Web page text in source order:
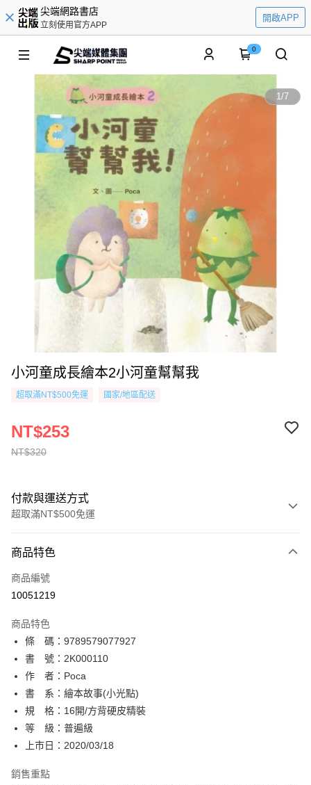
尖端網路書店
立刻使用官方APP
開啟APP
0
1/7
小河童成長繪本2小河童幫幫我
超取滿NT$500免運 國家/地區配送
NT$320
NT$253
付款與運送方式
超取滿NT$500免運
信用卡一次付款
超商取貨付款
相關說明
【關於「AFTEE先享後付」】
AFTEE先享後付是「在收到商品之後才付款」的支付方式。 讓您購物簡單
便利好安心！
１．簡單：不需註冊會員、不需綁卡、不需儲值。
２．便利：只要手機號碼，簡訊認證，即可結帳。
３．安心：先確認商品／服務後，再付款。
【「AFTEE先享後付」結帳流程】
１．於結帳方式選擇「AFTEE先享後付」後，將跳轉至「AFTEE先享後付」
２．訂單成立數日內，您將收到繳費通知簡訊。
ATM付款
運送方式
全家取貨付款
每筆NT$80，滿NT$500(含以上)免運費
每筆NT$80，滿NT$500(含以上)免運費
商品特色
商品編號
10051219
商品特色
條 碼：9789579077927
書 號：2K000110
作 者：Poca
書 系：繪本故事(小光點)
規 格：16開/方背硬皮精裝
等 級：普遍級
上市日：2020/03/18
銷售重點